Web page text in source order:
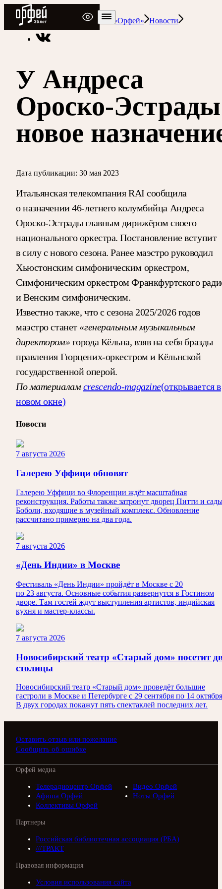
Радио Орфей
Радио классической музыки «Орфей»
Новости
У Андреса
Ороско-Эстрады
новое
Дата публикации: 30 мая 2023
Итальянская телекомпания RAI сообщила
о назначении 46-летнего колумбийца Андреса
Ороско-Эстрады главным дирижёром своего
национального оркестра. Постановление вступит
в силу с нового сезона. Ранее маэстро руководил
Хьюстонским симфоническим оркестром,
Симфоническим оркестром Франкфуртского
и Венским симфоническим.
Известно также, что с сезона 2025/2026 годов
маэстро станет «генеральным музыкальным
директором» города Кёльна, взяв на себя бразды
правления Гюрцених-оркестром и Кёльнской
государственной оперой.
По материаламcrescendo-magazine(открывается в
новом окне)
Новости
7 августа 2026
Галерею Уффици обновят
Галерею Уффици во Флоренции ждёт масштабная
реконструкция. Работы также затронут дворец Питти и
Боболи, входящие в музейный комплекс. Обновление
рассчитано примерно на два года.
7 августа 2026
«День Индии» в Москве
Фестиваль «День Индии» пройдёт в Москве с 20
по 23 августа. Основные события развернутся в Гостином
дворе. Там гостей ждут выступления артистов, индийская
кухня и мастер-классы.
7 августа 2026
Новосибирский театр «Старый дом» посетит
столицы
Новосибирский театр «Старый дом» проведёт большие
гастроли в Москве и Петербурге с 29 сентября по 14
В двух городах покажут пять спектаклей последних лет.
Оставить отзыв или пожелание
Сообщить об ошибке
Орфей медиа
Телерадиоцентр Орфей
Видео Орфей
Афиша Орфей
Ноты Орфей
Коллективы Орфей
Партнеры
Российская библиотечная ассоциация (РБА)
///ТРАКТ
Правовая информация
Условия использования сайта